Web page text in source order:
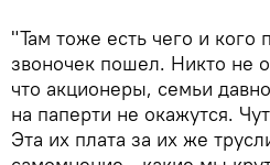
"Там тоже есть чего и кого
звоночек пошел. Никто не
что акционеры, семьи
на паперти не окажутся.
Эта их плата за их же